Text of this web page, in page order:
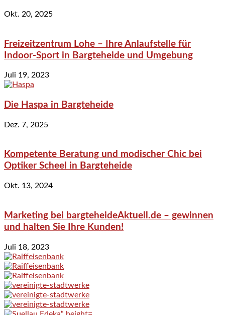
Okt. 20, 2025
Freizeitzentrum Lohe – Ihre Anlaufstelle für
Indoor-Sport in Bargteheide und Umgebung
Juli 19, 2023
Die Haspa in Bargteheide
Dez. 7, 2025
Kompetente Beratung und modischer Chic bei
Optiker Scheel in Bargteheide
Okt. 13, 2024
Marketing bei bargteheideAktuell.de – gewinnen
und halten Sie Ihre Kunden!
Juli 18, 2023